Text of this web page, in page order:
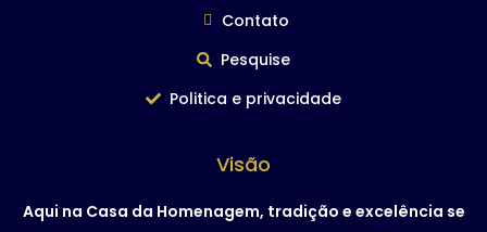
Contato
Pesquise
Politica e privacidade
Visão
Aqui na Casa da Homenagem, tradição e excelência se